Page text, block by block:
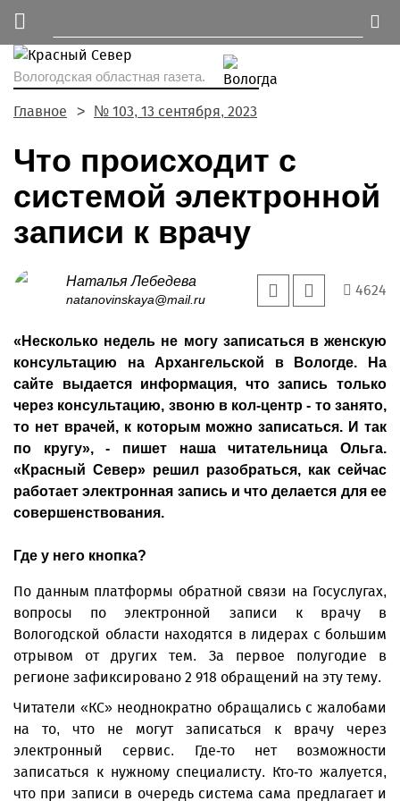
Вологодская областная газета.
Главное № 103, 13 сентября, 2023
Что происходит с
системой электронной
записи к врачу
Наталья Лебедева
natanovinskaya@mail.ru
4624
«Несколько недель не могу записаться в женскую
консультацию на Архангельской в Вологде. На
сайте выдается информация, что запись только
через консультацию, звоню в кол-центр - то занято,
то нет врачей, к которым можно записаться. И так
по кругу», - пишет наша читательница Ольга.
«Красный Север» решил разобраться, как сейчас
работает электронная запись и что делается для ее
совершенствования.
Где у него кнопка?
По данным платформы обратной связи на Госуслугах,
вопросы по электронной записи к врачу в
Вологодской области находятся в лидерах с большим
отрывом от других тем. За первое полугодие в
регионе зафиксировано 2 918 обращений на эту тему.
Читатели «КС» неоднократно обращались с жалобами
на то, что не могут записаться к врачу через
электронный сервис. Где-то нет возможности
записаться к нужному специалисту. Кто-то жалуется,
что при записи в очередь система сама предлагает и